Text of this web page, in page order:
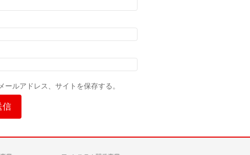
ルアドレス、サイトを保存する。